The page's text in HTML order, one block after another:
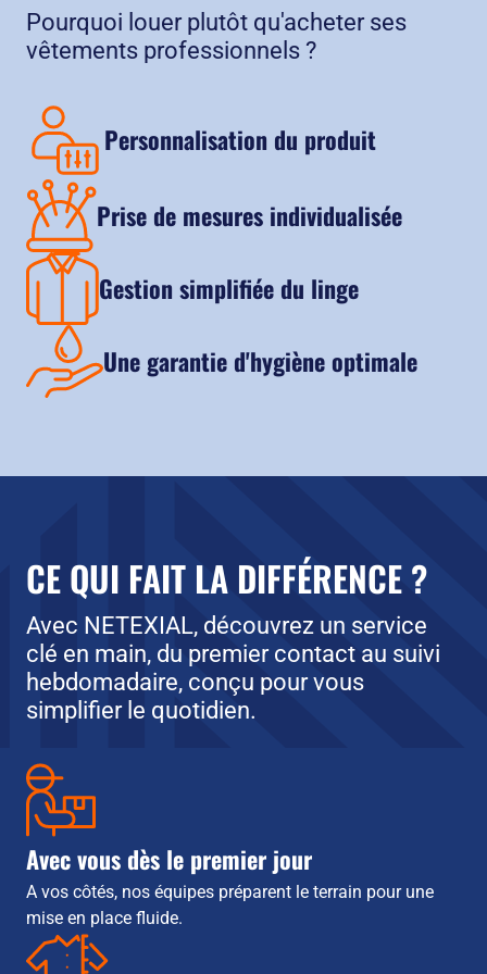
Pourquoi louer plutôt qu'acheter ses
vêtements professionnels ?
Personnalisation du produit
Prise de mesures individualisée
Gestion simplifiée du linge
Une garantie d'hygiène optimale
CE QUI FAIT LA DIFFÉRENCE ?
Avec NETEXIAL, découvrez un service
clé en main, du premier contact au suivi
hebdomadaire, conçu pour vous
simplifier le quotidien.
Avec vous dès le premier jour
A vos côtés, nos équipes préparent le terrain pour une
mise en place fluide.